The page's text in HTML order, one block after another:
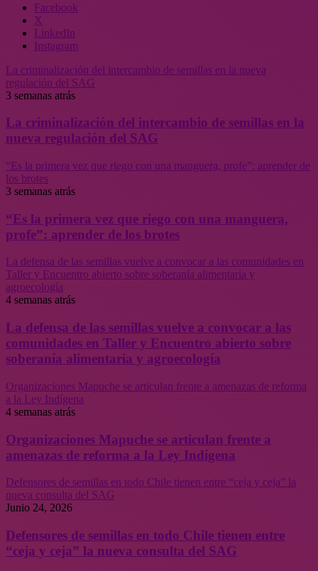
Facebook
X
LinkedIn
Instagram
La criminalización del intercambio de semillas en la nueva
regulación del SAG
3 semanas atrás
La criminalización del intercambio de semillas en la
nueva regulación del SAG
“Es la primera vez que riego con una manguera, profe”: aprender de
los brotes
3 semanas atrás
“Es la primera vez que riego con una manguera,
profe”: aprender de los brotes
La defensa de las semillas vuelve a convocar a las comunidades en
Taller y Encuentro abierto sobre soberanía alimentaria y
agroecología
4 semanas atrás
La defensa de las semillas vuelve a convocar a las
comunidades en Taller y Encuentro abierto sobre
soberanía alimentaria y agroecología
Organizaciones Mapuche se articulan frente a amenazas de reforma
a la Ley Indígena
4 semanas atrás
Organizaciones Mapuche se articulan frente a
amenazas de reforma a la Ley Indígena
Defensores de semillas en todo Chile tienen entre “ceja y ceja” la
nueva consulta del SAG
Junio 24, 2026
Defensores de semillas en todo Chile tienen entre
“ceja y ceja” la nueva consulta del SAG